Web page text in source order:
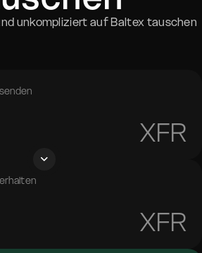
unkompliziert auf Baltex tauschen
XFR
XFR